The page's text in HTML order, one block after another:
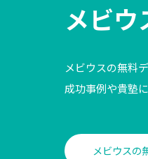
メビウ
メビウスの無料
成功事例や貴塾
メビウスの